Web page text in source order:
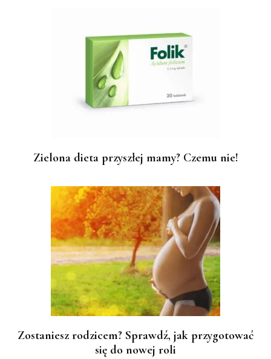
Zielona dieta przyszłej mamy? Czemu nie!
Zostaniesz rodzicem? Sprawdź, jak przygotować
się do nowej roli